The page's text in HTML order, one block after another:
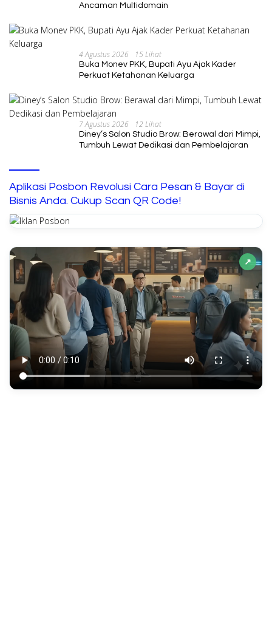
Ancaman Multidomain
4 Agustus 2026 15 Lihat
Buka Monev PKK, Bupati Ayu Ajak Kader
Perkuat Ketahanan Keluarga
7 Agustus 2026 12 Lihat
Diney’s Salon Studio Brow: Berawal dari Mimpi,
Tumbuh Lewat Dedikasi dan Pembelajaran
Aplikasi Posbon Revolusi Cara Pesan & Bayar di
Bisnis Anda. Cukup Scan QR Code!
↗